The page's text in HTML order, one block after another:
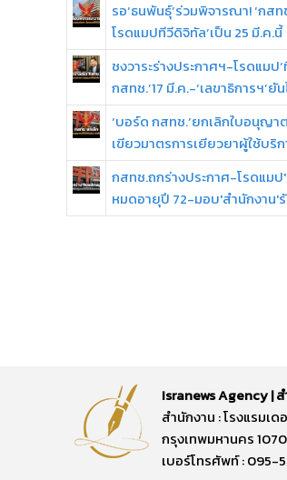
รอ‘ธนพันธุ์’ร่วมพิจารณา! ‘กส
โรดแมปทีวีดิจิทัล’เป็น 25 มี.ค.นี้
ชงวาระร่างประกาศฯ-โรดแมป
กสทช.’17 มี.ค.-‘เลขาธิการฯ’ยั
‘บอร์ด กสทช.’ยกเลิกใบอนุญา
เขียวมาตรการเยียวยาผู้ใช้บริก
กสทช.ถกร่างประกาศ-โรดแม
หมดอายุปี 72-มอบ'สำนักงาน'
Isranews Agency |
สำนักงาน : โรงแรมเ
กรุงเทพมหานคร
เบอร์โทรศัพท์ : 095-